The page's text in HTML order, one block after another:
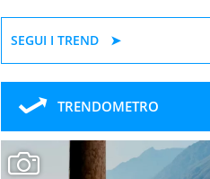
SEGUI I TREND
TRENDOMETRO